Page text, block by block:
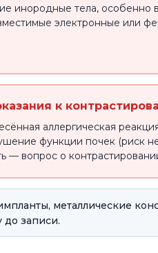
инородные тела, особенно
электронные или
к
аллергическая
функции почек (риск
— вопрос о
металлические
до записи.